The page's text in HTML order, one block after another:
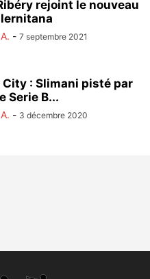
rejoint le nouveau
- 7 septembre 2021
: Slimani pisté par
Serie B...
- 3 décembre 2020